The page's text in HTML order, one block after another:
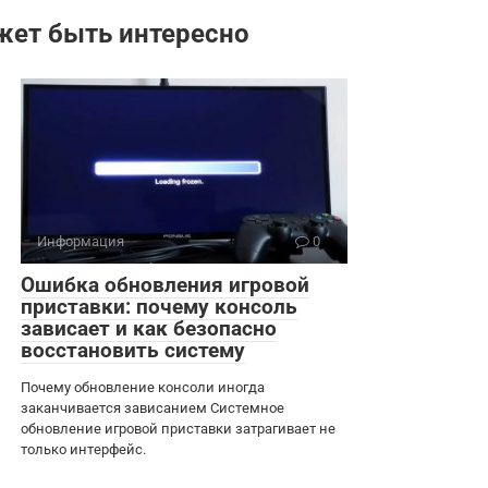
быть интересно
Информация 0
Ошибка обновления игровой
приставки: почему консоль
зависает и как безопасно
восстановить систему
Почему обновление консоли иногда
заканчивается зависанием Системное
обновление игровой приставки затрагивает не
только интерфейс.